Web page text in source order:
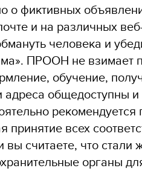
фиктивных
и на различных
человека и
ПРООН не взимает
обучение,
общедоступны и
принятие всех
считаете, что
органы